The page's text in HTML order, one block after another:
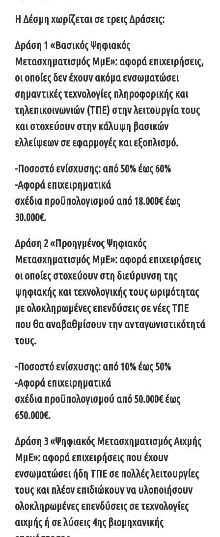
Η Δέσμη χωρίζεται σε τρεις Δράσεις:
Δράση 1 «Βασικός Ψηφιακός
Μετασχηματισμός ΜμΕ»: αφορά επιχειρήσεις,
οι οποίες δεν έχουν ακόμα ενσωματώσει
σημαντικές τεχνολογίες πληροφορικής και
τηλεπικοινωνιών (ΤΠΕ) στην λειτουργία τους
και στοχεύουν στην κάλυψη βασικών
ελλείψεων σε εφαρμογές και εξοπλισμό.
-Ποσοστό ενίσχυσης: από 50% έως 60%
-Αφορά επιχειρηματικά
σχέδια προϋπολογισμού από 18.000€ έως
30.000€.
Δράση 2 «Προηγμένος Ψηφιακός
Μετασχηματισμός ΜμΕ»: αφορά επιχειρήσεις
οι οποίες στοχεύουν στη διεύρυνση της
ψηφιακής και τεχνολογικής τους ωριμότητας
με ολοκληρωμένες επενδύσεις σε νέες ΤΠΕ
που θα αναβαθμίσουν την ανταγωνιστικότητά
τους.
-Ποσοστό ενίσχυσης: από 10% έως 50%
-Αφορά επιχειρηματικά
σχέδια προϋπολογισμού από 50.000€ έως
650.000​​€.
Δράση 3 «Ψηφιακός Μετασχηματισμός Αιχμής
ΜμΕ»: αφορά επιχειρήσεις που έχουν
ενσωματώσει ήδη ΤΠΕ σε πολλές λειτουργίες
τους και πλέον επιδιώκουν να υλοποιήσουν
ολοκληρωμένες επενδύσεις σε τεχνολογίες
αιχμής ή σε λύσεις 4ης βιομηχανικής